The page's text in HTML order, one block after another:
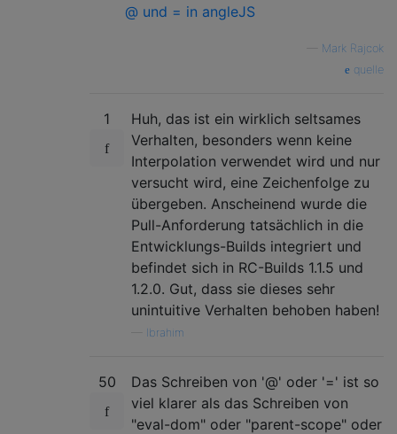
@ und = in angleJS
Mark Rajcok
quelle
1
Huh, das ist ein wirklich seltsames
Verhalten, besonders wenn keine
Interpolation verwendet wird und nur
versucht wird, eine Zeichenfolge zu
übergeben. Anscheinend wurde die
Pull-Anforderung tatsächlich in die
Entwicklungs-Builds integriert und
befindet sich in RC-Builds 1.1.5 und
1.2.0. Gut, dass sie dieses sehr
unintuitive Verhalten behoben haben!
Ibrahim
50
Das Schreiben von '@' oder '=' ist so
viel klarer als das Schreiben von
"eval-dom" oder "parent-scope" oder